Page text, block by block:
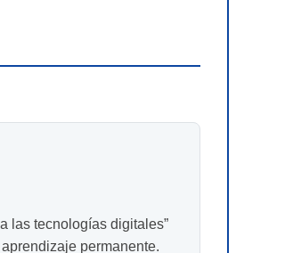
las tecnologías digitales”
permanente.